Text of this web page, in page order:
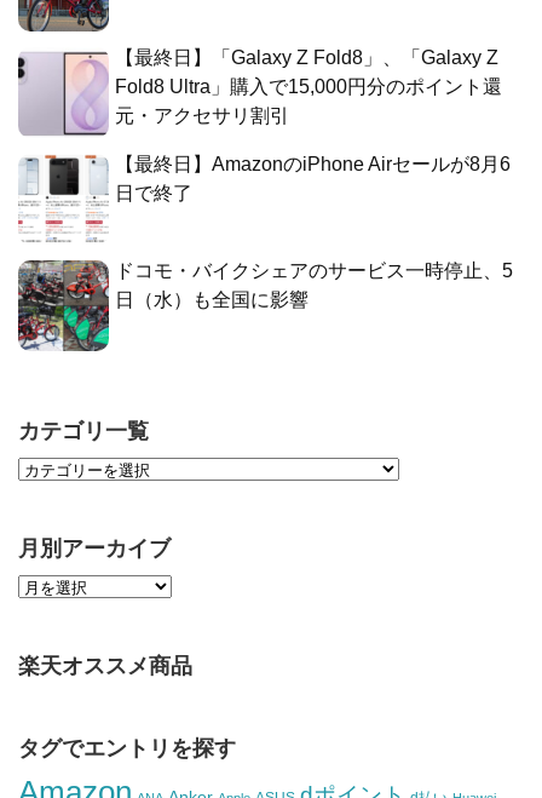
【最終日】「Galaxy Z Fold8」、「Galaxy Z
Fold8 Ultra」購入で15,000円分のポイント還
元・アクセサリ割引
【最終日】AmazonのiPhone Airセールが8月6
日で終了
ドコモ・バイクシェアのサービス一時停止、5
日（水）も全国に影響
カテゴリ一覧
月別アーカイブ
楽天オススメ商品
タグでエントリを探す